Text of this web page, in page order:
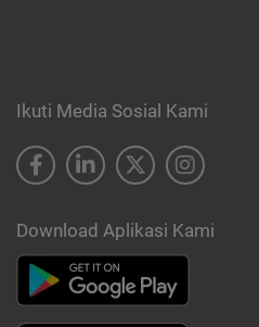
Ikuti Media Sosial Kami
Download Aplikasi Kami